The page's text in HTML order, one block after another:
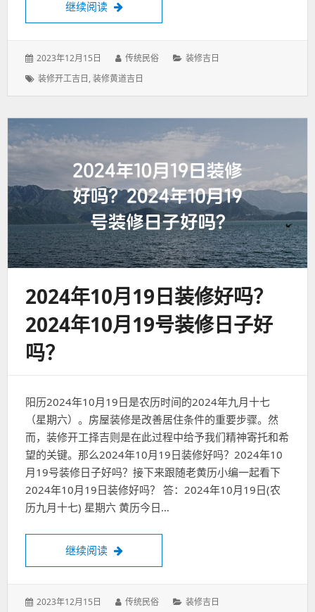
继续阅读 2024年11月17日装修日子好不好？2024
发
于：
2023年12月15日
作
传统民俗
分
装修吉日
标
装修开工吉日,装修黄道吉日
2024年10月19日装修好吗？
2024年10月19号装修日子好
吗？
阳历2024年10月19日是农历时间的2024年九月十七
（星期六）。房屋装修是改善居住条件的重要步骤。然
而，装修开工择吉则是在此过程中给予我们精神寄托和希
望的关键。那么2024年10月19日装修好吗？2024年10
月19号装修日子好吗？接下来跟随老黄历小编一起看下
2024年10月19日装修好吗？ 答：2024年10月19日(农
历九月十七) 星期六 黄历今日…
继续阅读 2024年10月19日装修好吗？2024年10月
发
2023年12月15日
作
传统民俗
分
装修吉日